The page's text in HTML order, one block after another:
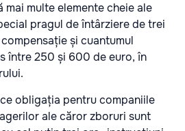
multe elemente cheie ale
pragul de întârziere de trei
și cuantumul
între 250 și 600 de euro, în
obligația pentru companiile
ale căror zboruri sunt